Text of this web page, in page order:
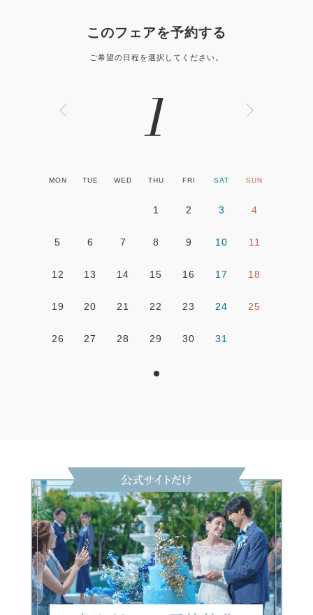
このフェアを予約する
ご希望の日程を選択してください。
1
MON TUE WED THU FRI SAT SUN
1 2 3 4
5 6 7 8 9 10 11
12 13 14 15 16 17 18
19 20 21 22 23 24 25
26 27 28 29 30 31